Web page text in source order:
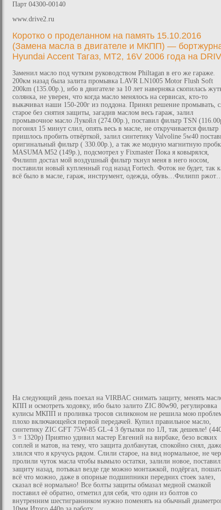
Парт 04300-00140
www.drive2.ru
Коротко о проделанном на память 15.10.2016
(Замена масла в двигателе и МКПП) —
Hyundai Accent Тагаз, MT2, 16V 2006 года на
Заменил масло под чутким руководством Philtagan в его же гараже.
200км назад была залита промывка LAVR LN1005 Motor Flush Soft
200km (135.00р.), ибо в двигателе за 10 лет наверняка скопилась
солянка, не уверен, что когда масло менялось на сервисах, кто-то
выкачивал наши 150-200г из поддона. Принял решение промывать,
старое без снятия защиты, загадив маслом весь гараж, залил
промывочное масло Лукойл (274.00р.), поставил фильтр TSN
погонял 15 минут слил, опять весь в масле, не откручивается фильтр
пришлось пробить отвёрткой, залил синтетику Valvoline 5w40
оригинальный фильтр ( 330.00р.), а так же модную магнитную
MASUMA M52 (149р.), подсмотрел у Fixmaster Пока я ковырялся,
Филипп достал мой воздушный фильтр ткнул меня в него носом,
поставили новый купленный год назад Fortech. Фоток не будет, так
всё было в масле, гараж, инструмент, одежда, обувь…Филипп
На следующий день поехал на VIRBAC снимать защиту, менять
КПП и осмотреть ходовку, ибо было залито ZIC 80w90, регулировка
кулисы МКПП и проливка тросов силиконом не решила мою
плохо включающейся первой передачей. Купил правильное масло,
синтетику ZIC GFT 75W-85 GL-4 3 бутылки по 1Л, так дешевле!
3 = 1320р) Приятно удивил мастер Евгений на вирбаке, безо всяких
соплей и матов, на тему, что защита долбанутая, спокойно снял,
злился что я кручусь рядом. Слили старое, на вид нормальное, не
пролили чуток масла чтобы вымыло остатки, залили новое,
защиту назад, потыкал везде где можно монтажкой, подёргал,
всё что можно, даже в опорные подшипники передних стоек залез,
сказал всё нормально! Все болты защиты обмазал медной смазкой
поставил её обратно, отметил для себя, что один из болтов со
внутренним шестигранником нужно поменять на обычный